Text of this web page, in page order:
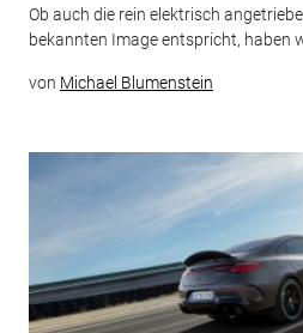
Ob auch die rein elektrisch
bekannten Image entspricht, haben
von Michael Blumenstein